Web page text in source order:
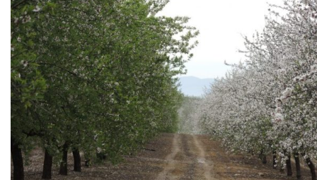
apuesta
por
una
nueva
generación
de
variedades